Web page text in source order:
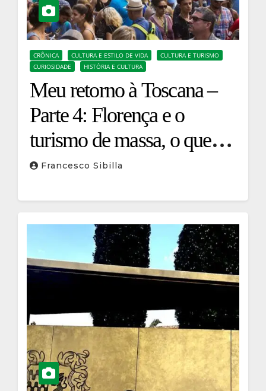
CRÔNICA CULTURA E ESTILO DE VIDA
CULTURA E TURISMO
CURIOSIDADE
HISTÓRIA E CULTURA
Meu retorno à Toscana –
Parte 4: Florença e o
turismo de massa, o que
ninguém conta aos
Francesco Sibilla